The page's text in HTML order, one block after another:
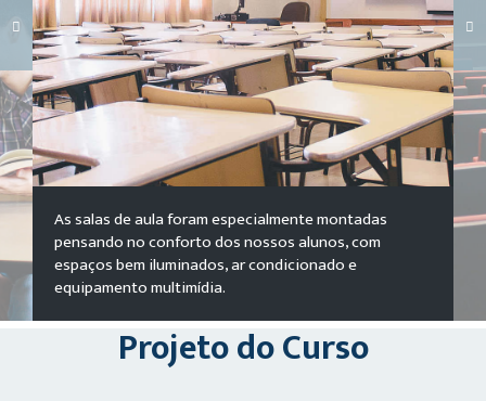
Carregando galeria...
As salas de aula foram especialmente montadas
pensando no conforto dos nossos alunos, com
espaços bem iluminados, ar condicionado e
equipamento multimídia.
Projeto do Curso